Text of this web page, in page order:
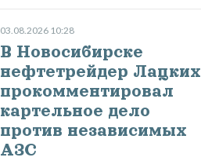
03.08.2026 10:28
В Новосибирске
нефтетрейдер Лацких
прокомментировал
картельное дело
против независимых
АЗС